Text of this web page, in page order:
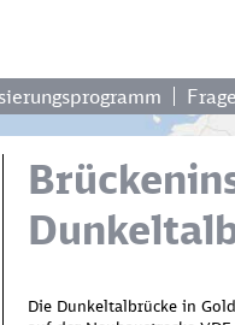
Die Dunkeltalbrücke in